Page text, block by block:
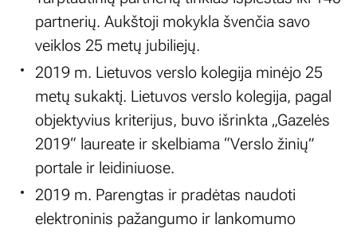
partnerių. Aukštoji mokykla švenčia savo
veiklos 25 metų jubiliejų.
2019 m. Lietuvos verslo kolegija minėjo 25
metų sukaktį. Lietuvos verslo kolegija, pagal
objektyvius kriterijus, buvo išrinkta „Gazelės
2019“ laureate ir skelbiama “Verslo žinių”
portale ir leidiniuose.
2019 m. Parengtas ir pradėtas naudoti
elektroninis pažangumo ir lankomumo